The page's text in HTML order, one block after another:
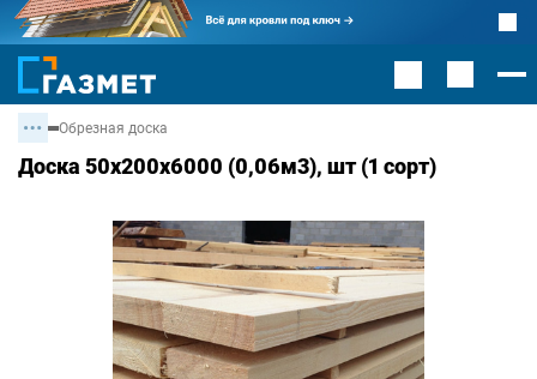
Обрезная доска
Доска 50х200х6000 (0,06м3), шт (1 сорт)